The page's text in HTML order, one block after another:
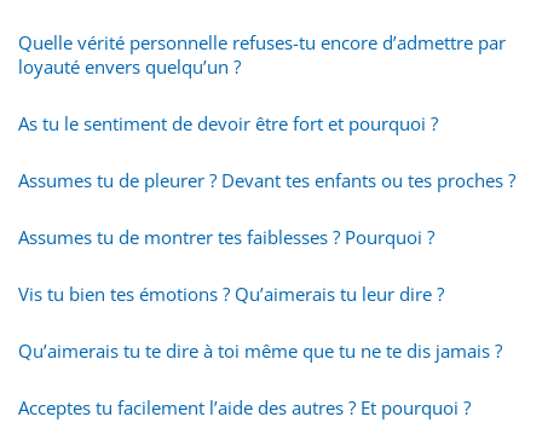
Quelle vérité personnelle refuses-tu encore d’admettre par
loyauté envers quelqu’un ?
As tu le sentiment de devoir être fort et pourquoi ?
Assumes tu de pleurer ? Devant tes enfants ou tes proches ?
Assumes tu de montrer tes faiblesses ? Pourquoi ?
Vis tu bien tes émotions ? Qu’aimerais tu leur dire ?
Qu’aimerais tu te dire à toi même que tu ne te dis jamais ?
Acceptes tu facilement l’aide des autres ? Et pourquoi ?